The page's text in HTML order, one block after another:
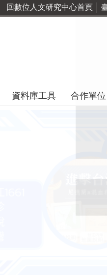
回數位人文研究中心首頁
資料庫工具 合作單位